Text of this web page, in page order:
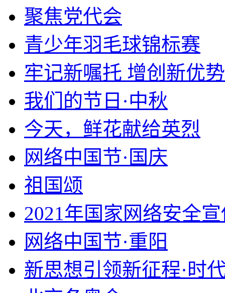
聚焦党代会
青少年羽毛球锦标赛
牢记新嘱托 增创新优
我们的节日·中秋
今天，鲜花献给英烈
网络中国节·国庆
祖国颂
2021年国家网络安全
网络中国节·重阳
新思想引领新征程·时